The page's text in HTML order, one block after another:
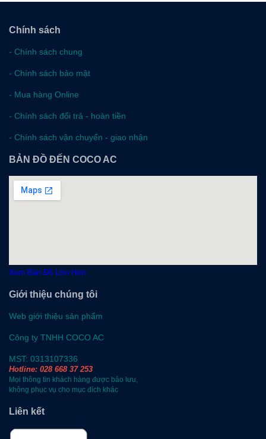
Chính sách
- Chính sách chung
- Chính sách bảo mật
- Mua hàng Online
- Chính sách đổi trả - hoàn tiền
- Chính sách vận chuyển - giao nhận
BẢN ĐỒ ĐẾN COCO AC
Xem Bản Đồ Lớn Hơn
Giới thiệu chúng tôi
Web giới thiệu sản phẩm
Công ty TNHH COCO AC
MST: 0313107336
Hotline: 028 668 37 253
Mọi thông tin khách hàng được bảo lưu,
không phục vụ cho mục đích khác
Liên kết